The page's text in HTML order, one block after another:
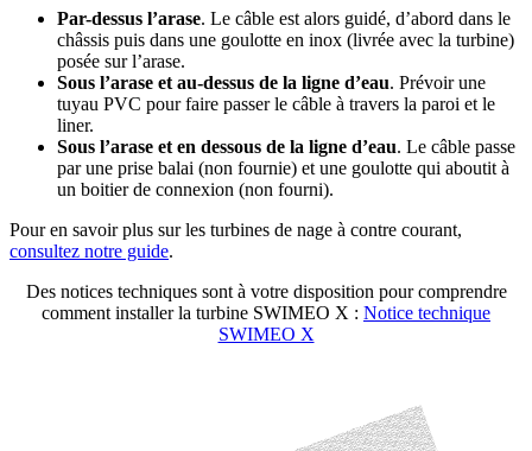
Par-dessus l’arase. Le câble est alors guidé, d’abord dans le
châssis puis dans une goulotte en inox (livrée avec la turbine)
posée sur l’arase.
Sous l’arase et au-dessus de la ligne d’eau. Prévoir une
tuyau PVC pour faire passer le câble à travers la paroi et le
liner.
Sous l’arase et en dessous de la ligne d’eau. Le câble passe
par une prise balai (non fournie) et une goulotte qui aboutit à
un boitier de connexion (non fourni).
Pour en savoir plus sur les turbines de nage à contre courant,
consultez notre guide.
Des notices techniques sont à votre disposition pour comprendre
comment installer la turbine SWIMEO X : Notice technique
SWIMEO X